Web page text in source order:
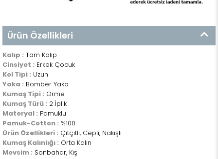
Ürün Özellikleri
Kalıp : Tam Kalıp
Cinsiyet : Erkek Çocuk
Kol Tipi : Uzun
Yaka : Bomber Yaka
Kumaş Tipi : Örme
Kumaş Türü : 2 İplik
Materyal : Pamuklu
Pamuk-Cotton : %100
Ürün Özellikleri : Çıtçıtlı, Cepli, Nakışlı
Kumaş Kalınlığı : Orta Kalın
Mevsim : Sonbahar, Kış